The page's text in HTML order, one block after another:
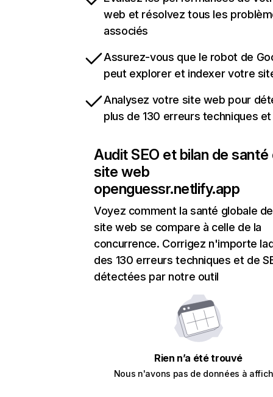
web et résolvez tous les
associés
Assurez-vous que le robot de
peut explorer et indexer votre
Analysez votre site web pour
plus de 130 erreurs techniques et
Audit SEO et bilan de santé
site web
openguessr.netlify.app
Voyez comment la santé globale
site web se compare à celle de la
concurrence. Corrigez n'importe
des 130 erreurs techniques et de
détectées par notre outil
Rien n’a été trouvé
Nous n'avons pas de données à